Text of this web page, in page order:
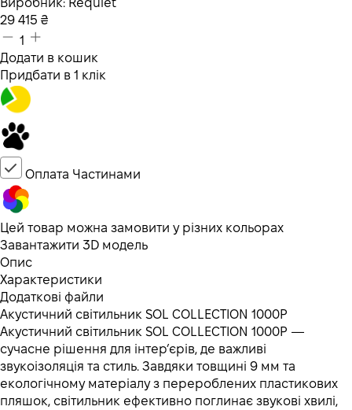
Виробник: Requiet
29 415 ₴
1
Додати в кошик
Придбати в 1 клік
Оплата Частинами
Цей товар можна замовити у різних кольорах
Завантажити 3D модель
Опис
Характеристики
Додаткові файли
Акустичний світильник SOL COLLECTION 1000P
Акустичний світильник SOL COLLECTION 1000P —
сучасне рішення для інтер’єрів, де важливі
звукоізоляція та стиль. Завдяки товщині 9 мм та
екологічному матеріалу з перероблених пластикових
пляшок, світильник ефективно поглинає звукові хвилі,